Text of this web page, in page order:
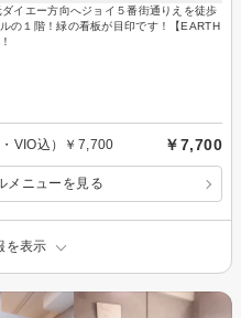
イエー方向へジョイ５番街通りえを徒歩
の１階！緑の看板が目印です！【EARTH
VIO込）￥7,700 ￥7,700
メニューを見る
を表示